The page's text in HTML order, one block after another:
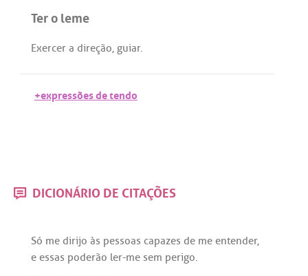
Ter o leme
Exercer a direção, guiar.
+expressões de tendo
DICIONÁRIO DE CITAÇÕES
Só me dirijo às pessoas capazes de me entender,
e essas poderão ler-me sem perigo.